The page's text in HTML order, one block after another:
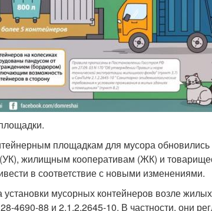
площадкам для мусора
жилищным кооперативам (ЖК) и
в соответствие с новыми изменениями.
мусорных контейнеров возле
4690-88 и 2.1.2.2645-10. В частности, они